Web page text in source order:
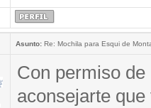
Asunto:Re: Mochila para Esqui de
Con permiso
aconsejarte